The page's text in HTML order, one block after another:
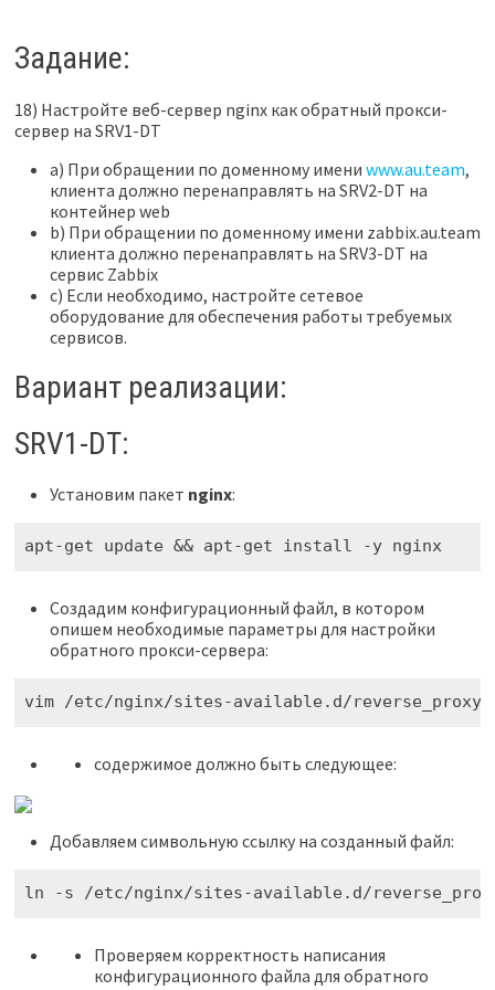
Задание:
18) Настройте веб-сервер nginx как обратный прокси-
сервер на SRV1-DT
a) При обращении по доменному имени www.au.team,
клиента должно перенаправлять на SRV2-DT на
контейнер web
b) При обращении по доменному имени zabbix.au.team
клиента должно перенаправлять на SRV3-DT на
сервис Zabbix
c) Если необходимо, настройте сетевое
оборудование для обеспечения работы требуемых
сервисов.
Вариант реализации:
SRV1-DT:
Установим пакет nginx:
apt-get update && apt-get install -y nginx
Создадим конфигурационный файл, в котором
опишем необходимые параметры для настройки
обратного прокси-сервера:
vim /etc/nginx/sites-available.d/
содержимое должно быть следующее:
Добавляем символьную ссылку на созданный файл:
ln -s /etc/nginx/sites-available.d/
Проверяем корректность написания
конфигурационного файла для обратного